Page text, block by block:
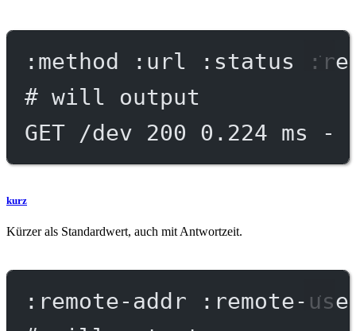
:method :url :status
# will output
GET /dev 200 0.224 ms -
kurz
Kürzer als Standardwert, auch mit Antwortzeit.
:remote-addr :remote-